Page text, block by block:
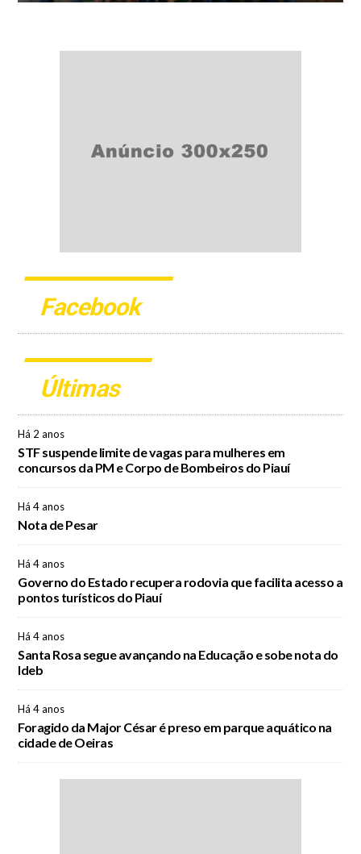
Facebook
Últimas
Há 2 anos
STF suspende limite de vagas para mulheres em
concursos da PM e Corpo de Bombeiros do Piauí
Há 4 anos
Nota de Pesar
Há 4 anos
Governo do Estado recupera rodovia que facilita acesso a
pontos turísticos do Piauí
Há 4 anos
Santa Rosa segue avançando na Educação e sobe nota do
Ideb
Há 4 anos
Foragido da Major César é preso em parque aquático na
cidade de Oeiras